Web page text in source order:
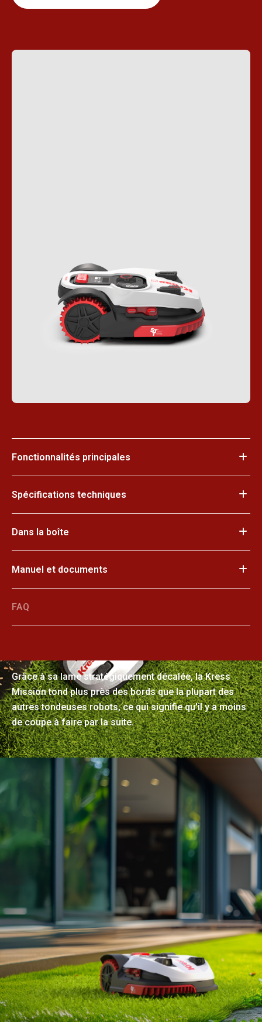
Fonctionnalités principales
Spécifications techniques
Dans la boîte
Manuel et documents
FAQ
Grâce à sa lame stratégiquement décalée, la Kress
Mission tond plus près des bords que la plupart des
autres tondeuses robots, ce qui signifie qu'il y a moins
de coupe à faire par la suite.